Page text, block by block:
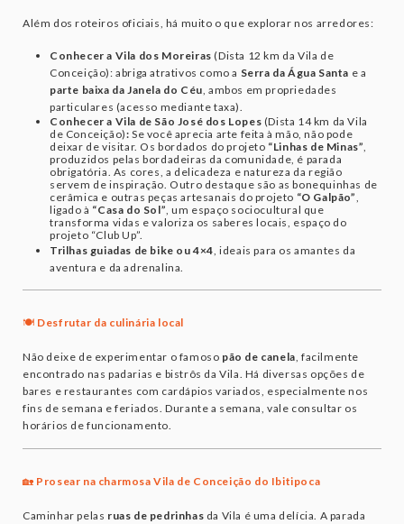
Além dos roteiros oficiais, há muito o que explorar nos arredores:
Conhecer a Vila dos Moreiras (Dista 12 km da Vila de
Conceição): abriga atrativos como a Serra da Água Santa e a
parte baixa da Janela do Céu , ambos em propriedades
particulares (acesso mediante taxa).
Conhecer a Vila de São José dos Lopes (Dista 14 km da Vila
de Conceição):Se você aprecia arte feita à mão, não pode
deixar de visitar. Os bordados do projeto “Linhas de Minas”
produzidos pelas bordadeiras da comunidade, é parada
obrigatória. As cores, a delicadeza e natureza da região
servem de inspiração. Outro destaque são as bonequinhas de
cerâmica e outras peças artesanais do projeto “O Galpão”
ligado à “Casa do Sol” , um espaço sociocultural que
transforma vidas e valoriza os saberes locais, espaço do
projeto “Club Up”.
Trilhas guiadas de bike ou 4×4 , ideais para os amantes da
aventura e da adrenalina.
🍽️ Desfrutar da culinária local
Não deixe de experimentar o famoso pão de canela , facilmente
encontrado nas padarias e bistrôs da Vila. Há diversas opções de
bares e restaurantes com cardápios variados, especialmente nos
fins de semana e feriados. Durante a semana, vale consultar os
horários de funcionamento.
🏡 Prosear na charmosa Vila de Conceição do Ibitipoca
Caminhar pelas ruas de pedrinhas da Vila é uma delícia. A parada